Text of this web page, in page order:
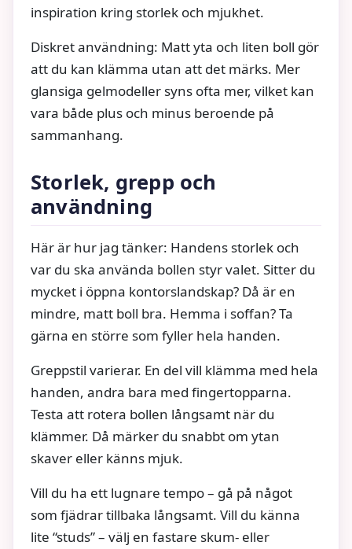
inspiration kring storlek och mjukhet.
Diskret användning: Matt yta och liten boll gör
att du kan klämma utan att det märks. Mer
glansiga gelmodeller syns ofta mer, vilket kan
vara både plus och minus beroende på
sammanhang.
Storlek, grepp och
användning
Här är hur jag tänker: Handens storlek och
var du ska använda bollen styr valet. Sitter du
mycket i öppna kontorslandskap? Då är en
mindre, matt boll bra. Hemma i soffan? Ta
gärna en större som fyller hela handen.
Greppstil varierar. En del vill klämma med hela
handen, andra bara med fingertopparna.
Testa att rotera bollen långsamt när du
klämmer. Då märker du snabbt om ytan
skaver eller känns mjuk.
Vill du ha ett lugnare tempo – gå på något
som fjädrar tillbaka långsamt. Vill du känna
lite “studs” – välj en fastare skum- eller